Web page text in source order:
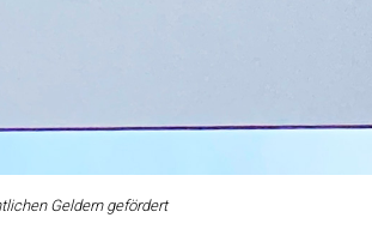
Geldern gefördert